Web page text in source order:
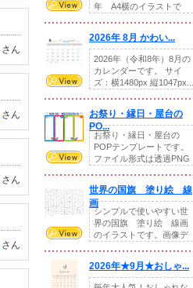
さん
さん
さん
さん
年 A4横のイラストで
2026年 8月 かわい...
2026年（令和8年）8月の
カレンダーです。 サイ
ズ：横1480px 縦1047px...
お祭り・縁日・屋台の
PO...
お祭り・縁日・屋台の
POPテンプレートです。
ファイル形式は透過PNG
世界の国旗 塗り絵 線
画
シンプルで使いやすい世
界の国旗 塗り絵 線画
のイラストです。画像デ
2026年★9月★おしゃ...